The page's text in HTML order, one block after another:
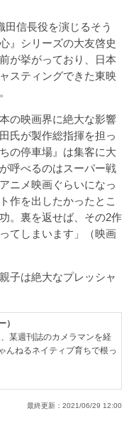
信長役を演じるそう
』シリーズの大友啓史
が挙がっており、日本
スティングできた東映
の映画界に絶大な影響
氏が製作総指揮を担っ
の停車場』は集客に大
呼べるのはスーパー戦
ニメ映画ぐらいになっ
作を出したかったとこ
。裏を返せば、その2作
てしまいます」（映画
子は絶大なプレッシャ
）
某週刊誌のカメラマンを経
んねるネイティブ育ちで根っ
最終更新： 2021/06/29 12:00